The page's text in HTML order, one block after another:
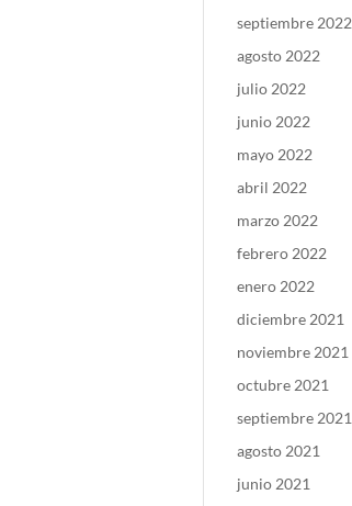
septiembre 2022
agosto 2022
julio 2022
junio 2022
mayo 2022
abril 2022
marzo 2022
febrero 2022
enero 2022
diciembre 2021
noviembre 2021
octubre 2021
septiembre 2021
agosto 2021
junio 2021